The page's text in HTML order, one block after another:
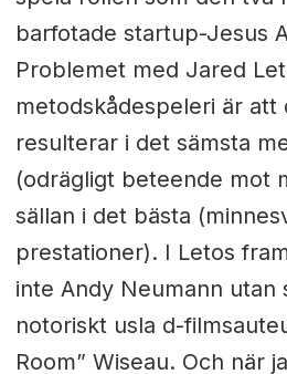
barfotade startup-Jesus
Problemet med Jared
metodskådespeleri är att
resulterar i det sämsta
(odrägligt beteende mot
sällan i det bästa
prestationer). I Letos
inte Andy Neumann utan
notoriskt usla d-
Room” Wiseau. Och när